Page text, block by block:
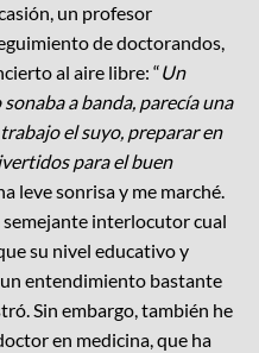
un profesor
de doctorandos,
al aire libre: “Un
a banda, parecía una
el suyo, preparar en
para el buen
leve sonrisa y me marché.
semejante interlocutor cual
su nivel educativo y
entendimiento bastante
Sin embargo, también he
en medicina, que ha